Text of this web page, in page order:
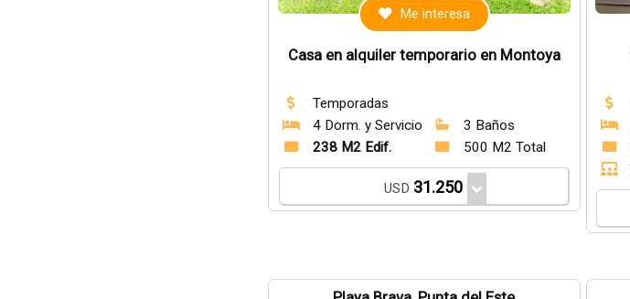
Me interesa
Casa en alquiler temporario en Montoya
Temporadas
4 Dorm. y Servicio
3 Baños
238 M2 Edif.
500 M2 Total
USD 31.250